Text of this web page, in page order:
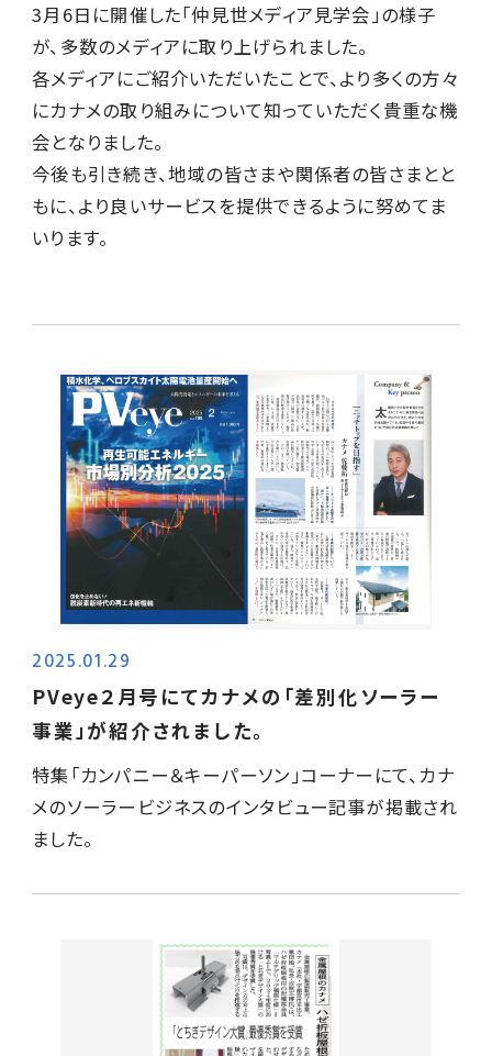
3月6日に開催した「仲見世メディア見学会」の様子
が、多数のメディアに取り上げられました。
各メディアにご紹介いただいたことで、より多くの方々
にカナメの取り組みについて知っていただく貴重な機
会となりました。
今後も引き続き、地域の皆さまや関係者の皆さまとと
もに、より良いサービスを提供できるように努めてま
いります。
2025.01.29
PVeye２月号にてカナメの「差別化ソーラー
事業」が紹介されました。
特集「カンパニー＆キーパーソン」コーナーにて、カナ
メのソーラービジネスのインタビュー記事が掲載され
ました。